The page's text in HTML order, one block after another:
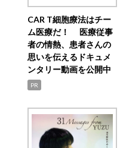
CAR T細胞療法はチー
ム医療だ！ 医療従事
者の情熱、患者さんの
思いを伝えるドキュメ
ンタリー動画を公開中
PR